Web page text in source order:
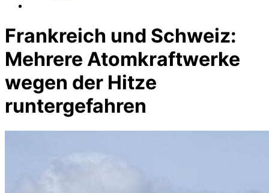
Frankreich und Schweiz:
Mehrere Atomkraftwerke
wegen der Hitze
runtergefahren